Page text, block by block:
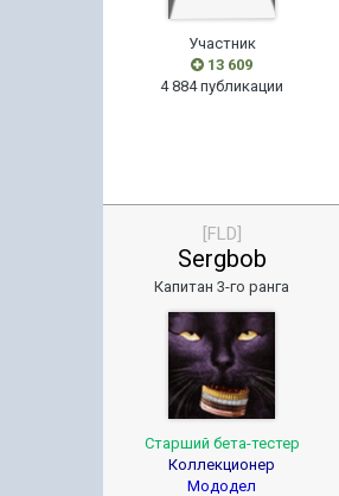
Участник
13 609
4 884 публикации
[FLD]
Sergbob
Капитан 3-го ранга
Старший бета-тестер
Коллекционер
Мододел